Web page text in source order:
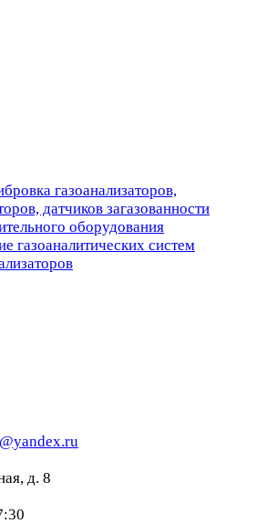
газоанализаторов,
датчиков загазованности
оборудования
газоаналитических систем
д. 8